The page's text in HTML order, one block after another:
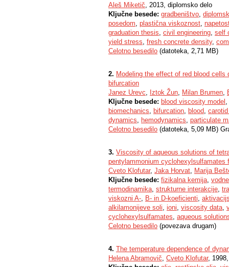
Aleš Miketič, 2013, diplomsko delo
Ključne besede: gradbeništvo,
posedom, plastična viskoznost,
graduation thesis, civil engineering, self
yield stress, fresh concrete density,
Celotno besedilo (datoteka, 2,71 MB)
2. Modeling the effect of red blood
bifurcation
Janez Urevc, Iztok Žun, Milan Brumen,
Ključne besede: blood viscosity model ,
biomechanics, bifurcation, blood,
dynamics, hemodynamics, particulate
Celotno besedilo (datoteka, 5,09 MB)
3. Viscosity of aqueous solutions of
pentylammonium cyclohexylsulfamates
Cveto Klofutar, Jaka Horvat, Marija
Ključne besede: fizikalna kemija,
termodinamika, strukturne interakcije,
viskozni A-, B- in D-koeficienti,
alkilamonijeve soli, ioni, viscosity data,
cyclohexylsulfamates, aqueous
Celotno besedilo (povezava drugam)
4. The temperature dependence of
Helena Abramovič, Cveto Klofutar,